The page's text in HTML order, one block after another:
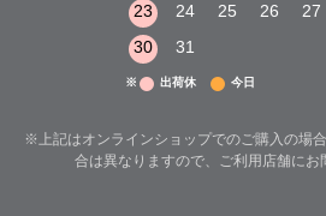
23
24 25 26 27
30
31
※ 出荷休 今日
※上記はオンラインショップでのご購入の場
合は異なりますので、ご利用店舗にお